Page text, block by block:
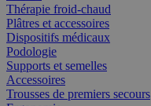
Thérapie froid-chaud
Plâtres et accessoires
Dispositifs médicaux
Podologie
Supports et semelles
Accessoires
Trousses de premiers secours